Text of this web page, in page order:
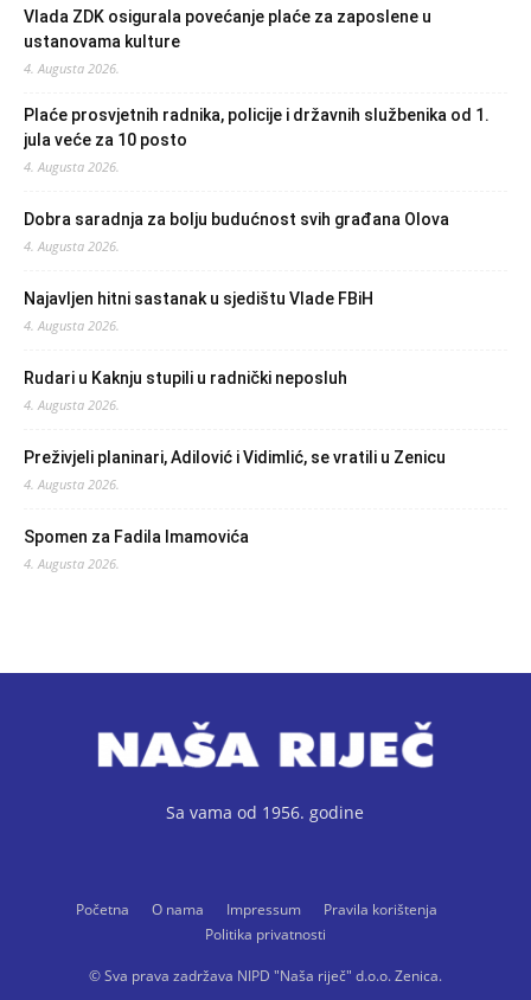
Vlada ZDK osigurala povećanje plaće za zaposlene u
ustanovama kulture
4. Augusta 2026.
Plaće prosvjetnih radnika, policije i državnih službenika od 1.
jula veće za 10 posto
4. Augusta 2026.
Dobra saradnja za bolju budućnost svih građana Olova
4. Augusta 2026.
Najavljen hitni sastanak u sjedištu Vlade FBiH
4. Augusta 2026.
Rudari u Kaknju stupili u radnički neposluh
4. Augusta 2026.
Preživjeli planinari, Adilović i Vidimlić, se vratili u Zenicu
4. Augusta 2026.
Spomen za Fadila Imamovića
4. Augusta 2026.
Sa vama od 1956. godine
Početna O nama Impressum
Pravila korištenja
Politika privatnosti
© Sva prava zadržava NIPD "Naša riječ" d.o.o. Zenica.